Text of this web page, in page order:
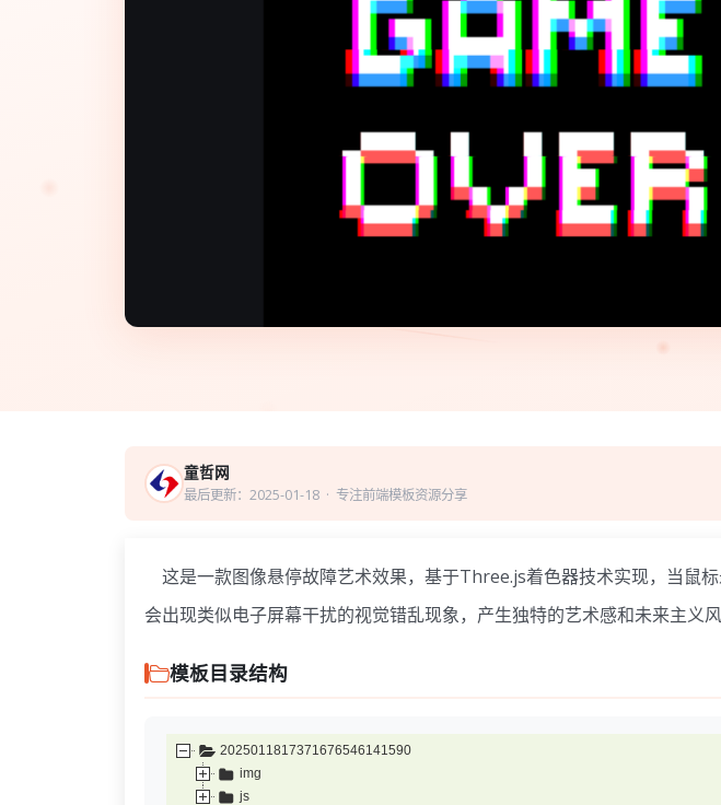
童哲网
最后更新：2025-01-18· 专注前端模板资源分享
这是一款图像悬停故障艺术效果，基于Three.js着色器技术实现，当鼠
会出现类似电子屏幕干扰的视觉错乱现象，产生独特的艺术感和未来主义风
模板目录结构
2025011817371676546141590
img
js